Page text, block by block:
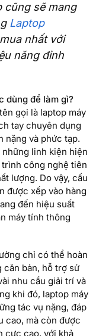
cũng sẽ mang
Laptop
nhất với
năng đỉnh
dùng để làm gì?
gọi là laptop máy
tay chuyên dụng
nặng và phức tạp.
linh kiện hiện
trình công nghệ tiên
lượng. Do vậy, cấu
được xếp vào hàng
đến hiệu suất
máy tính thông
chỉ có thể hoàn
căn bản, hỗ trợ sử
nhu cầu giải trí và
khi đó, laptop máy
tác vụ nặng, đáp
cao, mà còn được
cực cao, với khả